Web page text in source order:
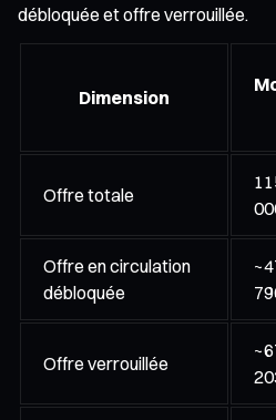
débloquée et offre verrouillée.
Dimension
Offre totale
Offre en circulation
débloquée
Offre verrouillée